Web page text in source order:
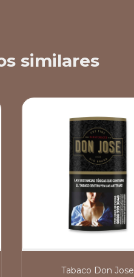
similares
Tabaco Don Jose